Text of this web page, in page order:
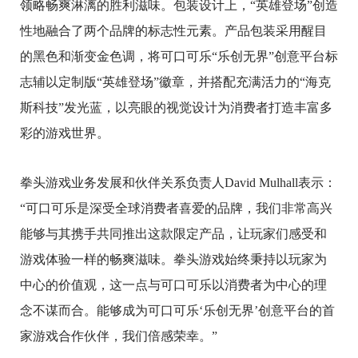
领略畅爽淋漓的胜利滋味。包装设计上，“英雄登场”创造
性地融合了两个品牌的标志性元素。产品包装采用醒目
的黑色和渐变金色调，将可口可乐“乐创无界”创意平台标
志辅以定制版“英雄登场”徽章，并搭配充满活力的“海克
斯科技”发光蓝，以亮眼的视觉设计为消费者打造丰富多
彩的游戏世界。
拳头游戏业务发展和伙伴关系负责人David Mulhall表示：
“可口可乐是深受全球消费者喜爱的品牌，我们非常高兴
能够与其携手共同推出这款限定产品，让玩家们感受和
游戏体验一样的畅爽滋味。拳头游戏始终秉持以玩家为
中心的价值观，这一点与可口可乐以消费者为中心的理
念不谋而合。能够成为可口可乐‘乐创无界’创意平台的首
家游戏合作伙伴，我们倍感荣幸。”